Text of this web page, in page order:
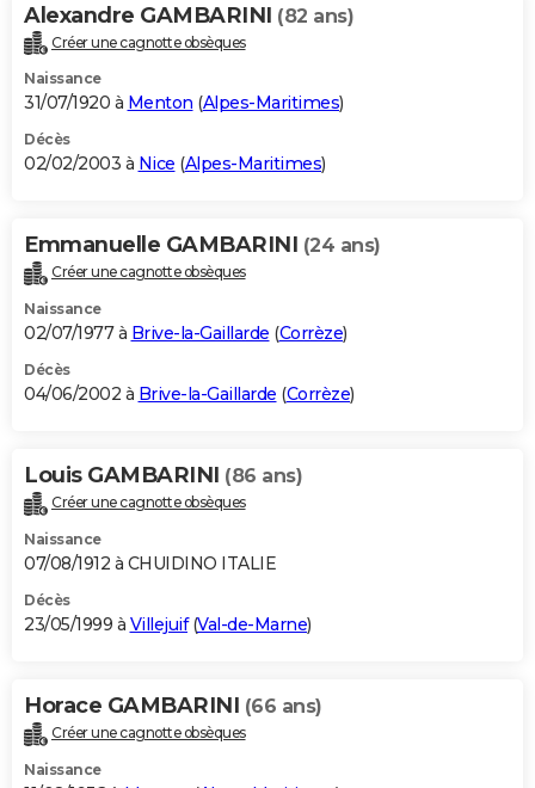
Alexandre GAMBARINI (82 ans)
Créer une cagnotte obsèques
Naissance
31/07/1920 à Menton (Alpes-Maritimes)
Décès
02/02/2003 à Nice (Alpes-Maritimes)
Emmanuelle GAMBARINI (24 ans)
Créer une cagnotte obsèques
Naissance
02/07/1977 à Brive-la-Gaillarde (Corrèze)
Décès
04/06/2002 à Brive-la-Gaillarde (Corrèze)
Louis GAMBARINI (86 ans)
Créer une cagnotte obsèques
Naissance
07/08/1912 à CHUIDINO ITALIE
Décès
23/05/1999 à Villejuif(Val-de-Marne)
Horace GAMBARINI (66 ans)
Créer une cagnotte obsèques
Naissance